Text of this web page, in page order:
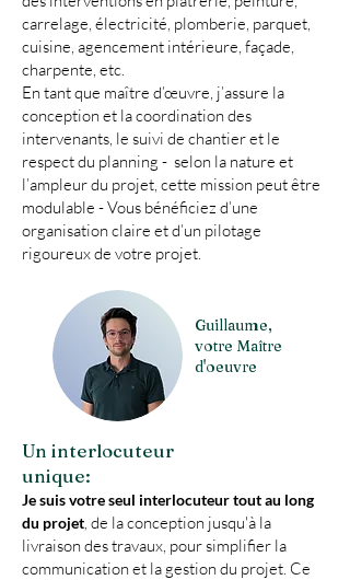
carrelage, électricité, plomberie, parquet,
cuisine, agencement intérieure, façade,
charpente, etc.
En tant que maître d’œuvre, j’assure la
conception et la coordination des
intervenants, le suivi de chantier et le
respect du planning - selon la nature et
l’ampleur du projet, cette mission peut être
modulable - Vous bénéficiez d’une
organisation claire et d’un pilotage
rigoureux de votre projet.
Guillaume,
votre Maître
d'oeuvre
Un interlocuteur
unique:
Je suis votre seul interlocuteur tout au long
du projet de la conception jusqu'à la
livraison des travaux, pour simplifier la
communication et la gestion du projet. Ce